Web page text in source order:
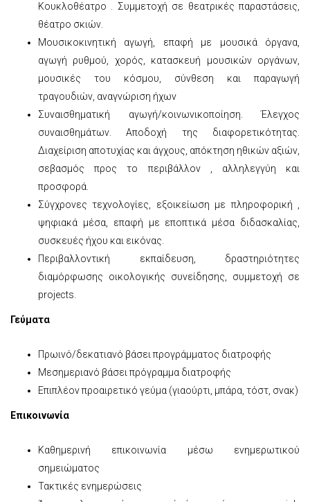
Κουκλοθέατρο . Συμμετοχή σε θεατρικές παραστάσεις,
θέατρο σκιών.
Μουσικοκινητική αγωγή, επαφή με μουσικά όργανα,
αγωγή ρυθμού, χορός, κατασκευή μουσικών οργάνων,
μουσικές του κόσμου, σύνθεση και παραγωγή
τραγουδιών, αναγνώριση ήχων
Συναισθηματική αγωγή/κοινωνικοποίηση. Έλεγχος
συναισθημάτων. Αποδοχή της διαφορετικότητας.
Διαχείριση αποτυχίας και άγχους, απόκτηση ηθικών αξιών,
σεβασμός προς το περιβάλλον , αλληλεγγύη και
προσφορά.
Σύγχρονες τεχνολογίες, εξοικείωση με πληροφορική ,
ψηφιακά μέσα, επαφή με εποπτικά μέσα διδασκαλίας,
συσκευές ήχου και εικόνας.
Περιβαλλοντική εκπαίδευση, δραστηριότητες
διαμόρφωσης οικολογικής συνείδησης, συμμετοχή σε
projects.
Γεύματα
Πρωινό/δεκατιανό βάσει προγράμματος διατροφής
Μεσημεριανό βάσει πρόγραμμα διατροφής
Επιπλέον προαιρετικό γεύμα (γιαούρτι, μπάρα, τόστ, σνακ)
Επικοινωνία
Καθημερινή επικοινωνία μέσω ενημερωτικού
σημειώματος
Τακτικές ενημερώσεις